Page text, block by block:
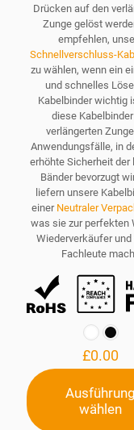
Drücken auf den
Zunge gelöst
empfehlen,
Schnellverschluss-
zu wählen, wenn ein
und schnelles
Kabelbinder wichtig
diese
verlängerten
Anwendungsfälle, in
erhöhte Sicherheit der
Bänder bevorzugt
liefern unsere
einer Neutraler
was sie zur perfekten
Wiederverkäufer und
Fachleute
£0.00
Ausführung
wählen
Dieses
Produkt